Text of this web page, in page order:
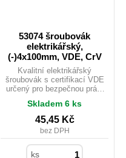
53074 šroubovák
elektrikářský,
(-)4x100mm, VDE, CrV
Kvalitní elektrikářský
šroubovák s certifikací VDE
určený pro bezpečnou práci
Dřík z chrom-vanadiové (CrV)
oceli s matovou povrchovou
úpravou pro vyšší odolnost
vůči opotřebení a korozi.
Ergonomická rukojeť z tvrdého
PP plastu, která zajišťuje
Skladem 6 ks
45,45 Kč
bez DPH
ks